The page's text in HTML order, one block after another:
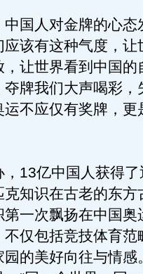
国人对金牌的心态
该有这种气度，让
让世界看到中国的
牌我们大声喝彩，
不应仅有奖牌，更
13亿中国人获得了
知识在古老的东方
一次飘扬在中国奥
仅包括竞技体育范
的美好向往与情感